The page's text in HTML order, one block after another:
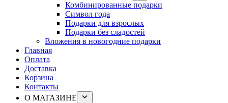
Комбинированные подарки
Символ года
Подарки для взрослых
Подарки без сладостей
Вложения в новогодние подарки
Главная
Оплата
Доставка
Корзина
Контакты
О МАГАЗИНЕ